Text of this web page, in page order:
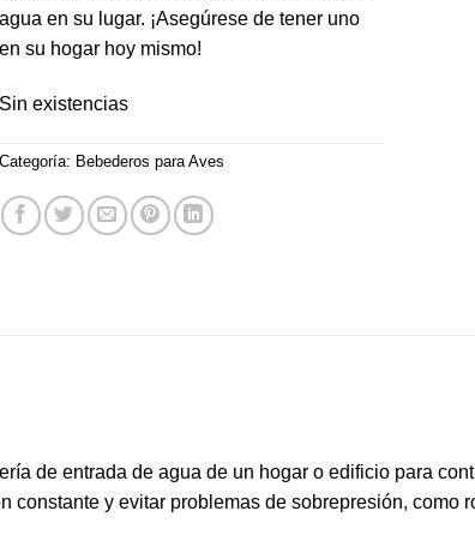
agua en su lugar. ¡Asegúrese de tener uno
en su hogar hoy mismo!
Sin existencias
Categoría: Bebederos para Aves
de entrada de agua de un hogar o edificio para
constante y evitar problemas de sobrepresión, como